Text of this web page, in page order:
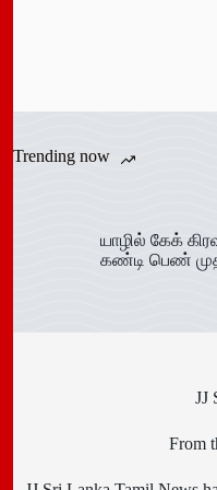
Trending now
யாழில் கேக்
கண்டி பெண்
JJ
From